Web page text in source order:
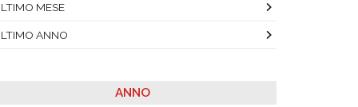
MESE
ANNO
ANNO